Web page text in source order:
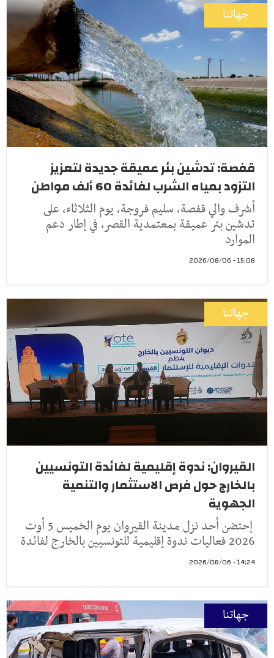
جهاتنا
قفصة: تدشين بئر عميقة جديدة لتعزيز
التزود بمياه الشرب لفائدة 60 ألف مواطن
أشرف والي قفصة، سليم فروجة، يوم الثلاثاء، على
تدشين بئر عميقة بمعتمدية القصر، في إطار دعم
الموارد
15:08 - 2026/08/06
جهاتنا
القيروان: ندوة إقليمية لفائدة التونسيين
بالخارج حول فرص الاستثمار والتنمية
الجهوية
إحتضن أحد نزل مدينة القيروان يوم الخميس 5 أوت
2026 فعاليات ندوة إقليمية للتونسيين بالخارج لفائدة
14:24 - 2026/08/06
جهاتنا